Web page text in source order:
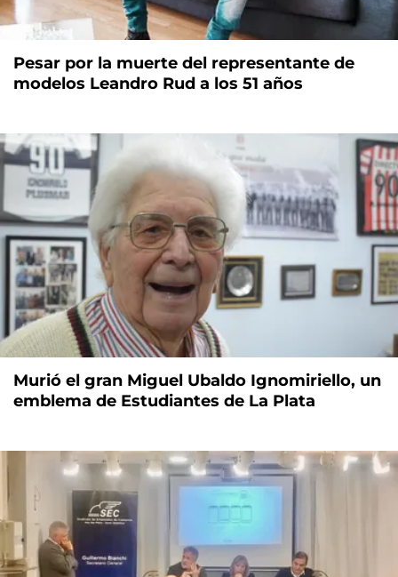
Pesar por la muerte del representante de
modelos Leandro Rud a los 51 años
Murió el gran Miguel Ubaldo Ignomiriello, un
emblema de Estudiantes de La Plata